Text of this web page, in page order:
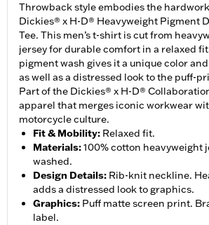
Throwback style embodies the
Dickies® x H-D® Heavyweight Pigment
Tee. This men’s t-shirt is cut from
jersey for durable comfort in a relaxed
pigment wash gives it a unique color
as well as a distressed look to the puff-
Part of the Dickies® x H-D®
apparel that merges iconic workwear
motorcycle culture.
Fit & Mobility: Relaxed fit.
Materials:100% cotton heavyweight
washed.
Design Details: Rib-knit neckline.
adds a distressed look to graphics.
Graphics: Puff matte screen print.
label.